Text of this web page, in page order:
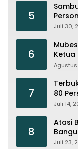
5
Juli 30,
6
Ketua
Agustus
7
80
Juli 14,
8
Atasi
Kijing
Juli 23,